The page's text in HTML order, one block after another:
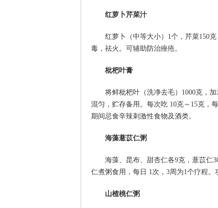
红萝卜芹菜汁
红萝卜（中等大小）1个，芹菜150
毒，祛火。可辅助防治痤疮。
枇杷叶膏
将鲜枇杷叶（洗净去毛）1000克，
混匀，贮存备用。每次吃 10克～15克，
期间忌食辛辣刺激性食物及酒类。
海藻薏苡仁粥
海藻、昆布、甜杏仁各9克，薏苡仁
仁煮粥食用，每日 1次，3周为1个疗程。
山楂桃仁粥